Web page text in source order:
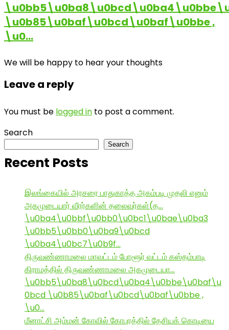
\u0b85\u0baf\u0bcd\u0baf\u0bbe ,
\u0…
We will be happy to hear your thoughts
Leave a reply
You must be logged in to post a comment.
Search
Search
Recent Posts
இலங்கையில் அரசரை பாதுகாத்த அகம்படி முதலி எனும்
அகமுடையார் வீரர்களின் தலைவர்கள்(த…
\u0ba4\u0bbf\u0bb0\u0bc1\u0bae\u0ba3
\u0bb5\u0bb0\u0ba9\u0bcd
\u0ba4\u0bc7\u0b9f…
திருவண்ணாமலை மாவட்டம் போளூர் வட்டம் கஸ்தம்பாடி
கிராமத்தில் திருவண்ணாமலை அகமுடையா…
\u0bb5\u0ba8\u0bcd\u0ba4\u0bbe\u0baf\u
0bcd \u0b85\u0baf\u0bcd\u0baf\u0bbe ,
\u0…
மீனாட்சி அம்மன் கோவில் கோபுரத்தில் தேசியக் கொடியை